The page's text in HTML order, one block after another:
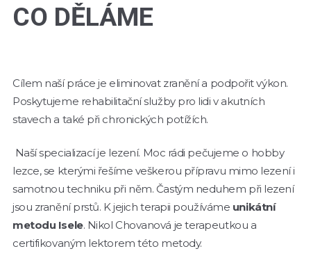
CO DĚLÁME
Cílem naší práce je eliminovat zranění a podpořit výkon.
Poskytujeme rehabilitační služby pro lidi v akutních
stavech a také při chronických potížích.
Naší specializací je lezení. Moc rádi pečujeme o hobby
lezce, se kterými řešíme veškerou přípravu mimo lezení i
samotnou techniku při něm. Častým neduhem při lezení
jsou zranění prstů. K jejich terapii používáme unikátní
metodu Isele. Nikol Chovanová je terapeutkou a
certifikovaným lektorem této metody.